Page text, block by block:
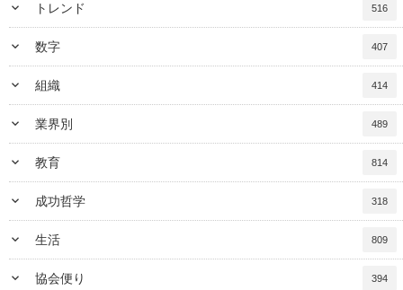
keyboard_arrow_down トレンド 516
keyboard_arrow_down 数字 407
keyboard_arrow_down 組織 414
keyboard_arrow_down 業界別 489
keyboard_arrow_down 教育 814
keyboard_arrow_down 成功哲学 318
keyboard_arrow_down 生活 809
keyboard_arrow_down 協会便り 394